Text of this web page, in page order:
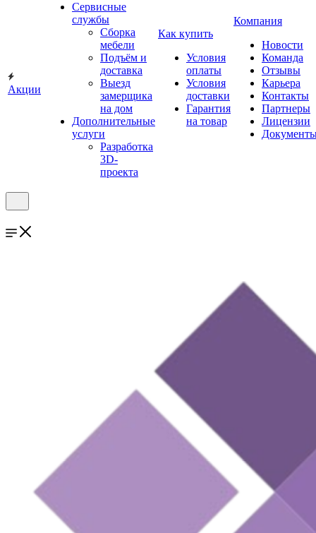
Акции
Сервисные
службы
Сборка
мебели
Подъём и
доставка
Выезд
замерщика
на дом
Дополнительные
услуги
Разработка
3D-
проекта
Как купить
Условия
оплаты
Условия
доставки
Гарантия
на товар
Компания
Новости
Команда
Отзывы
Карьера
Контакты
Партнеры
Лицензии